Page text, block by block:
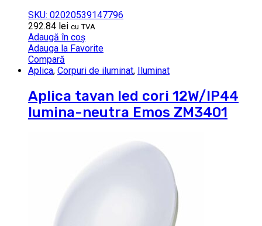
SKU: 02020539147796
292.84 lei cu TVA
Adaugă în coș
Adauga la Favorite
Compară
Aplica, Corpuri de iluminat, Iluminat
Aplica tavan led cori 12W/IP44
lumina-neutra Emos ZM3401